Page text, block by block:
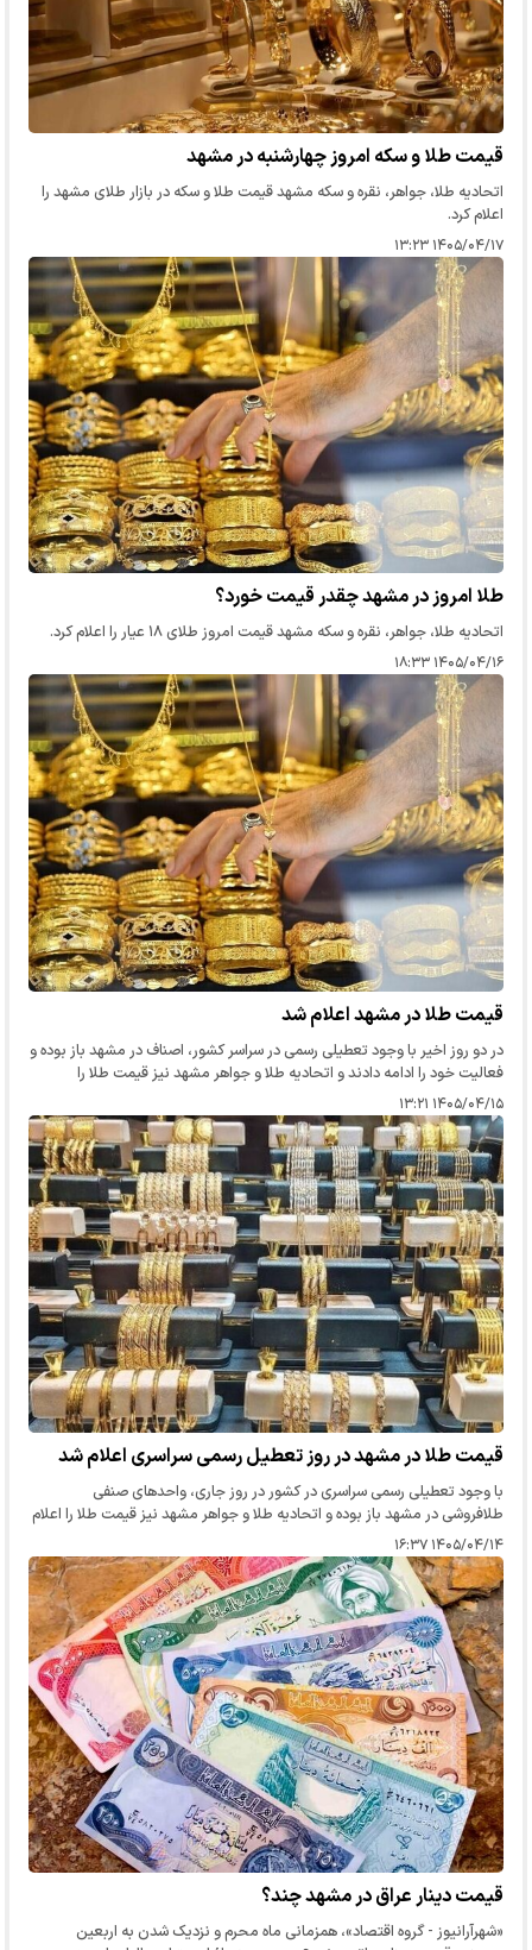
قیمت طلا و سکه امروز چهارشنبه در مشهد
اتحادیه طلا، جواهر، نقره و سکه مشهد قیمت طلا و سکه در بازار طلای مشهد را
اعلام کرد.
۱۴۰۵/۰۴/۱۷ ۱۳:۲۳
طلا امروز در مشهد چقدر قیمت خورد؟
اتحادیه طلا، جواهر، نقره و سکه مشهد قیمت امروز طلای ۱۸ عیار را اعلام کرد.
۱۴۰۵/۰۴/۱۶ ۱۸:۳۳
قیمت طلا در مشهد اعلام شد
در دو روز اخیر با وجود تعطیلی رسمی در سراسر کشور، اصناف در مشهد باز بوده و
فعالیت خود را ادامه دادند و اتحادیه طلا و جواهر مشهد نیز قیمت طلا را
به‌روز‌رسانی کرد.
۱۴۰۵/۰۴/۱۵ ۱۳:۲۱
قیمت طلا در مشهد در روز تعطیل رسمی سراسری اعلام شد
با وجود تعطیلی رسمی سراسری در کشور در روز جاری، واحد‌های صنفی
طلافروشی در مشهد باز بوده و اتحادیه طلا و جواهر مشهد نیز قیمت طلا را اعلام
کرد.
۱۴۰۵/۰۴/۱۴ ۱۶:۳۷
قیمت دینار عراق در مشهد چند؟
«شهرآرانیوز - گروه اقتصاد»، همزمانی ماه محرم و نزدیک شدن به اربعین